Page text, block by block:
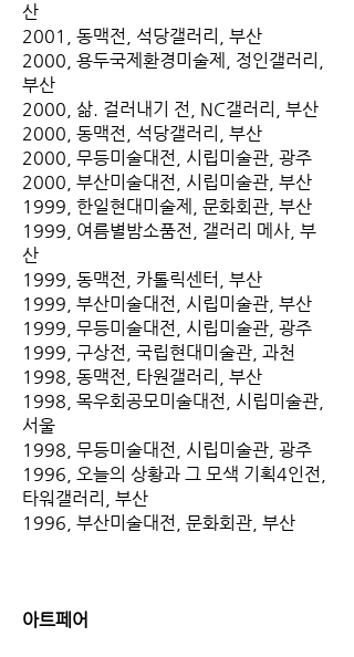
산
2001, 동맥전, 석당갤러리, 부산
2000, 용두국제환경미술제, 정인갤러리,
부산
2000, 삶. 걸러내기 전, NC갤러리, 부산
2000, 동맥전, 석당갤러리, 부산
2000, 무등미술대전, 시립미술관, 광주
2000, 부산미술대전, 시립미술관, 부산
1999, 한일현대미술제, 문화회관, 부산
1999, 여름별밤소품전, 갤러리 메사, 부
산
1999, 동맥전, 카톨릭센터, 부산
1999, 부산미술대전, 시립미술관, 부산
1999, 무등미술대전, 시립미술관, 광주
1999, 구상전, 국립현대미술관, 과천
1998, 동맥전, 타원갤러리, 부산
1998, 목우회공모미술대전, 시립미술관,
서울
1998, 무등미술대전, 시립미술관, 광주
1996, 오늘의 상황과 그 모색 기획4인전,
타워갤러리, 부산
1996, 부산미술대전, 문화회관, 부산
아트페어